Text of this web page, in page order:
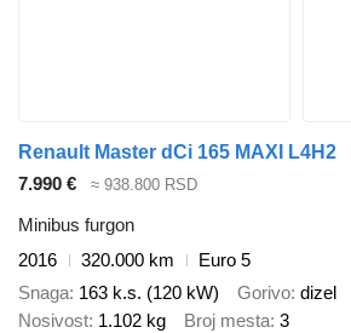
Renault Master dCi 165 MAXI L4H2
7.990 €
≈ 938.800 RSD
Minibus furgon
2016
320.000 km
Euro 5
Snaga 163 k.s. (120 kW) Gorivo dizel
Nosivost 1.102 kg Broj mesta 3